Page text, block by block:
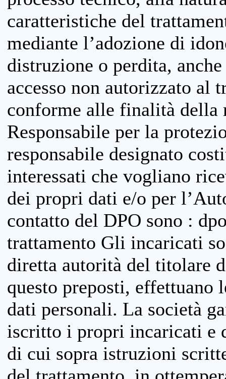
caratteristiche del
mediante l’adozione di
distruzione o perdita,
accesso non autorizzato al
conforme alle finalità della
Responsabile per la
responsabile designato
interessati che vogliano
dei propri dati e/o per
contatto del DPO sono :
trattamento Gli incaricati
diretta autorità del titolare
questo preposti, effettuano
dati personali. La società
iscritto i propri incaricati e
di cui sopra istruzioni